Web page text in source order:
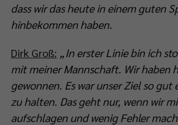
dass wir das heute in einem guten
hinbekommen haben.
Dirk Groß: „In erster Linie bin ich
mit meiner Mannschaft. Wir haben
gewonnen. Es war unser Ziel so gut
zu halten. Das geht nur, wenn wir
aufschlagen und wenig Fehler